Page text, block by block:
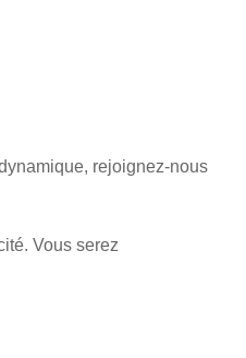
rejoignez-nous
Vous serez